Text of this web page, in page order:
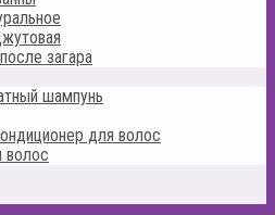
загара
шампунь
для волос
волос